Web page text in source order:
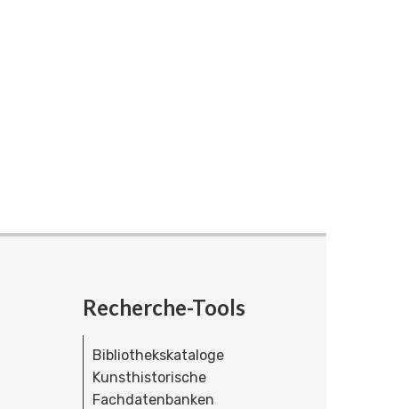
Recherche-Tools
Bibliothekskataloge
Kunsthistorische
Fachdatenbanken